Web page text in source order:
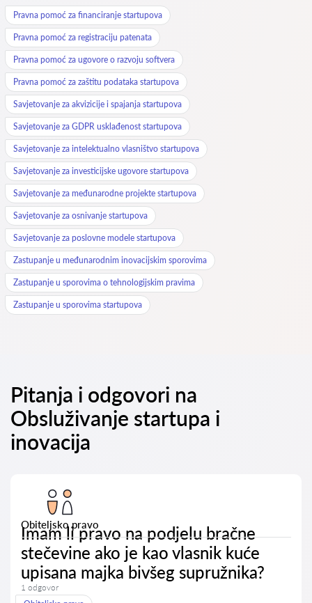
Pravna pomoć za financiranje startupova
Pravna pomoć za registraciju patenata
Pravna pomoć za ugovore o razvoju softvera
Pravna pomoć za zaštitu podataka startupova
Savjetovanje za akvizicije i spajanja startupova
Savjetovanje za GDPR usklađenost startupova
Savjetovanje za intelektualno vlasništvo startupova
Savjetovanje za investicijske ugovore startupova
Savjetovanje za međunarodne projekte startupova
Savjetovanje za osnivanje startupova
Savjetovanje za poslovne modele startupova
Zastupanje u međunarodnim inovacijskim sporovima
Zastupanje u sporovima o tehnologijskim pravima
Zastupanje u sporovima startupova
Pitanja i odgovori na
Obsluživanje startupa i
inovacija
Obiteljsko pravo
Imam li pravo na podjelu bračne
stečevine ako je kao vlasnik kuće
upisana majka bivšeg supružnika?
1 odgovor